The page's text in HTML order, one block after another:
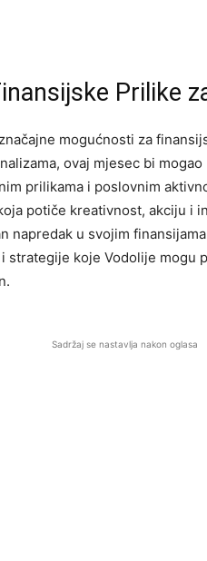
Prilike
mogućnosti za
ovaj mjesec bi
prilikama i poslovnim
potiče kreativnost, akciju i
napredak u svojim
strategije koje Vodolije mogu
Sadržaj se nastavlja nakon oglasa